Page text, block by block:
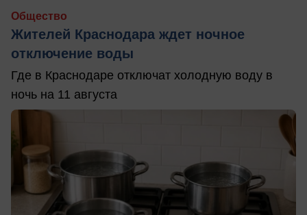
Общество
Жителей Краснодара ждет ночное
отключение воды
Где в Краснодаре отключат холодную воду в
ночь на 11 августа